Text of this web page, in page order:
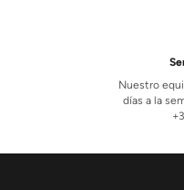
Nuestro
días a la